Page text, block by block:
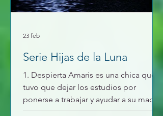
¿O sobre la
Serie Hijas de la Luna
1. Despierta Amaris es una chica que
tuvo que dejar los estudios por
ponerse a trabajar y ayudar a su madre
y su hermana, tiene una ilusión que es
23 feb